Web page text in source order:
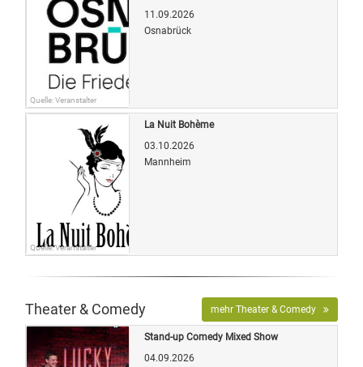
Quelle: Veranstalter
11.09.2026
Osnabrück
Quelle: Veranstalter
La Nuit Bohème
03.10.2026
Mannheim
Theater & Comedy mehr Theater & Comedy
Stand-up Comedy Mixed Show
04.09.2026